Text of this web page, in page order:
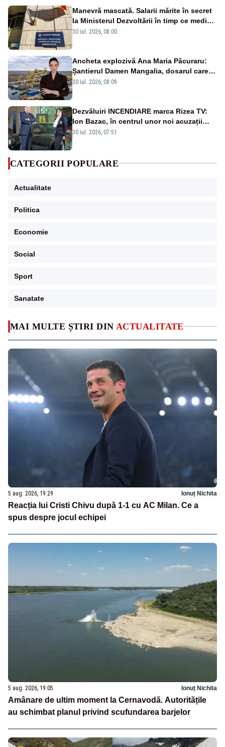
MAI MULTE ȘTIRI DIN ACTUALITATE
5 aug. 2026, 19:29 Ionuț Nichita
Reacția lui Cristi Chivu după 1-1 cu AC Milan. Ce a
spus despre jocul echipei
5 aug. 2026, 19:05 Ionuț Nichita
Amânare de ultim moment la Cernavodă. Autoritățile
au schimbat planul privind scufundarea barjelor
Manevră mascată. Salarii mărite în secret
la Ministerul Dezvoltării în timp ce medicii
ies în stradă
30 iul. 2026, 08:00
Ancheta explozivă Ana Maria Păcuraru:
Șantierul Damen Mangalia, dosarul care
scufundă apărarea României
30 iul. 2026, 08:09
Dezvăluiri INCENDIARE marca Rizea TV:
Ion Bazac, în centrul unor noi acuzații
publice
30 iul. 2026, 07:51
CATEGORII POPULARE
Actualitate
Politica
Economie
Social
Sport
Sanatate